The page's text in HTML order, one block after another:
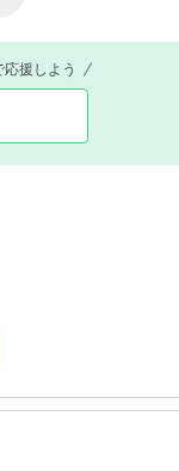
援しよう